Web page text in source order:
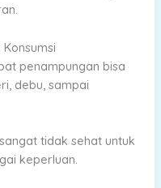
penampungan bisa
debu, sampai
tidak sehat untuk
keperluan.